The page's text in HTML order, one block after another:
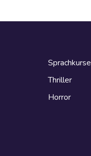
Sprachkurse
Thriller
Horror